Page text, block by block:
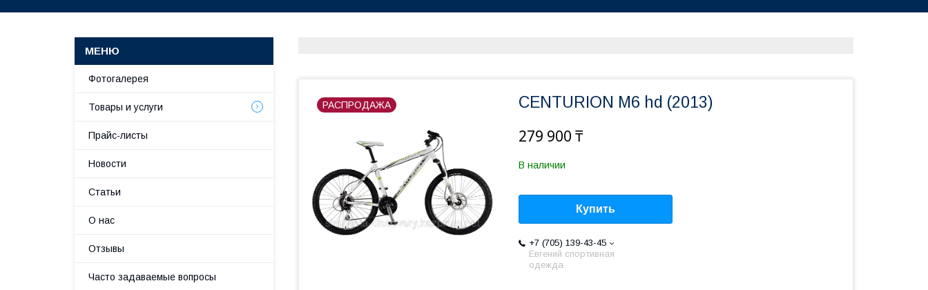
РАСПРОДАЖА CENTURION M6 hd (2013)
279 900 ₸
В наличии
Купить
+7 (705) 139-43-45
Евгений спортивная
одежда
Фотогалерея
Товары и услуги
Прайс-листы
Новости
Статьи
О нас
Отзывы
Часто задаваемые вопросы